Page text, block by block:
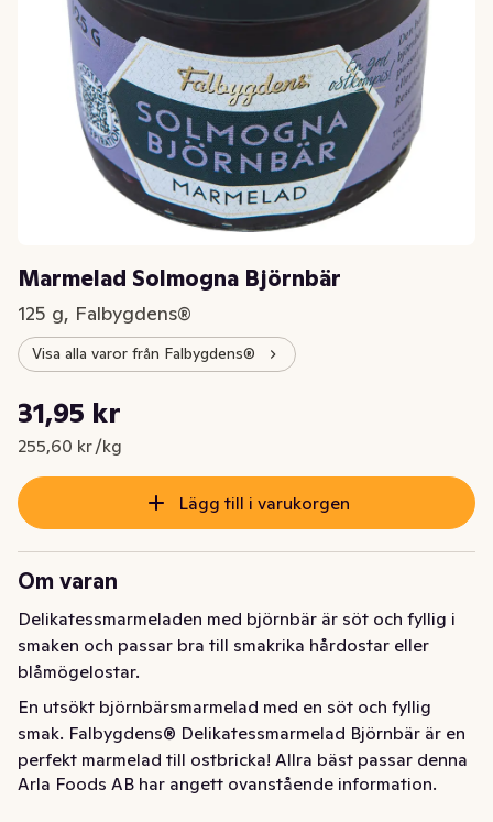
Marmelad Solmogna Björnbär
125 g, Falbygdens®
Visa alla varor från Falbygdens®
Nuvarande pris är: 31,95 kr
31,95 kr
255,60 kr /kg
Styckpris: 255,60 kr /kg
Lägg till i varukorgen
Om varan
Delikatessmarmeladen med björnbär är söt och fyllig i
smaken och passar bra till smakrika hårdostar eller
blåmögelostar.
En utsökt björnbärsmarmelad med en söt och fyllig
smak. Falbygdens® Delikatessmarmelad Björnbär är en
perfekt marmelad till ostbricka! Allra bäst passar denna
goda marmelad till Falbygdens ost, gärna smakrik
Arla Foods AB har angett ovanstående information.